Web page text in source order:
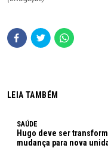
LEIA TAMBÉM
SAÚDE
Hugo deve ser
mudança para nova